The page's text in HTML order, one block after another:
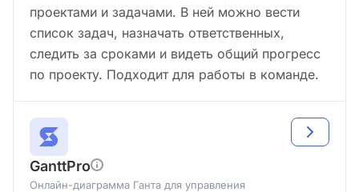
проектами и задачами. В ней можно вести
список задач, назначать ответственных,
следить за сроками и видеть общий прогресс
по проекту. Подходит для работы в команде.
GanttPro
Онлайн-диаграмма Ганта для управления